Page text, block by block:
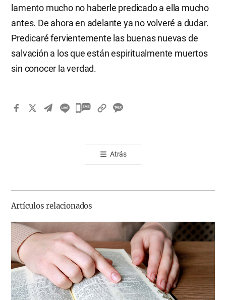
lamento mucho no haberle predicado a ella mucho
antes. De ahora en adelante ya no volveré a dudar.
Predicaré fervientemente las buenas nuevas de
salvación a los que están espiritualmente muertos
sin conocer la verdad.
카
톡
공
기
Atrás
Artículos relacionados